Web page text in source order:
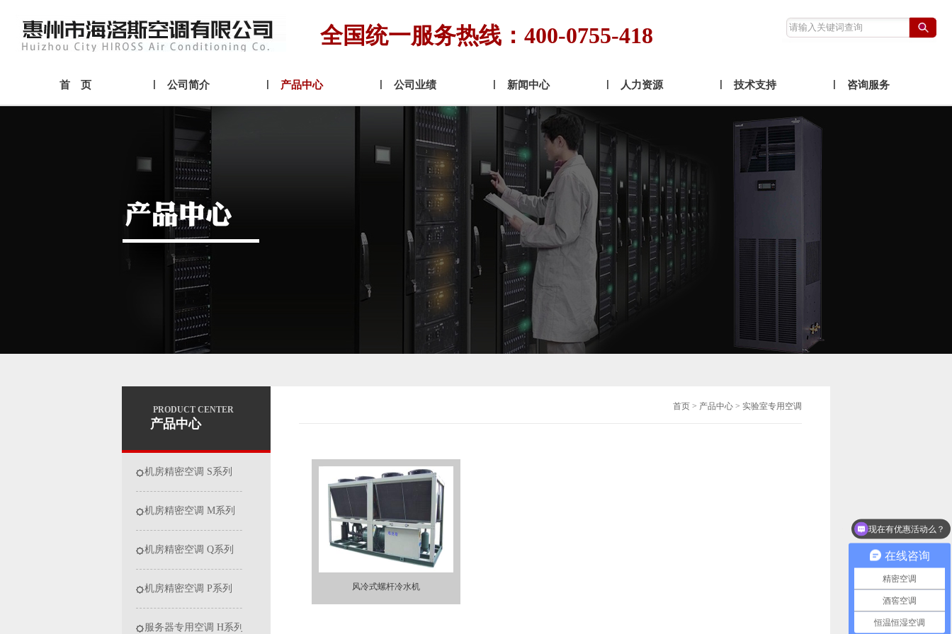
全国统一服务热线：400-0755-418
首 页 公司简介 产品中心 公司业绩 新闻中心 人力资源 技术支持 咨询服务
PRODUCT CENTER
产品中心
机房精密空调 S系列
机房精密空调 M系列
机房精密空调 Q系列
机房精密空调 P系列
服务器专用空调 H系列
首页 > 产品中心 > 实验室专用空调
风冷式螺杆冷水机
在线咨询
精密空调
酒窖空调
恒温恒湿空调
现在有优惠活动么？